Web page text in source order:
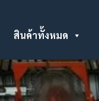
สินค้าทั้งหมด